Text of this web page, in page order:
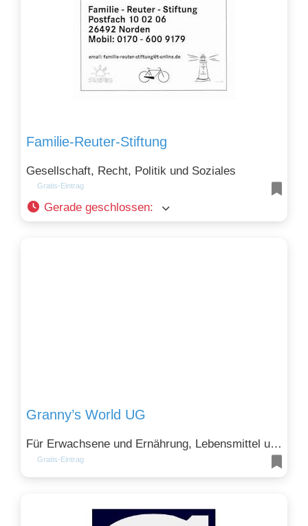
Familie-Reuter-Stiftung
Gesellschaft, Recht, Politik und Soziales
Gratis-Eintrag
Gerade geschlossen:
Granny’s World UG
Für Erwachsene und Ernährung, Lebensmittel und Genuss
Gratis-Eintrag